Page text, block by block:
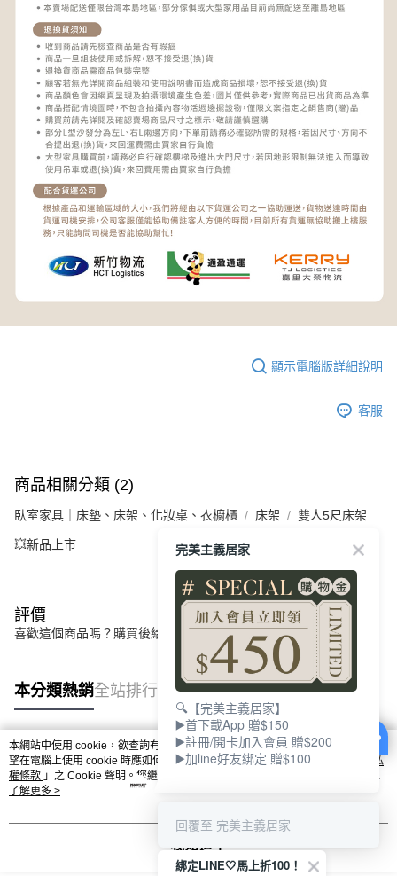
顯示電腦版詳細說明
客服
商品相關分類 (2)
臥室家具｜床墊、床架、化妝桌、衣櫥櫃 床架 雙人5尺床架
💥新品上市
評價
喜歡這個商品嗎？購買後給他一個好評吧
本分類熱銷全站排行
熱門標籤
本網站中使用 cookie，欲查詢有關本網站使用 cookie 方式之詳情，及若您不希
望在電腦上使用 cookie 時應如何變更電腦的 cookie 設定，請參閱本網站「
隱私
權條款 」之 Cookie 聲明。您繼續使用本網站即表示您同意本公司得按本網站使
用條款之 Cookie 聲明使用 cookie。
了解更多 >
我知道了
完美主義居家
🔍【完美主義居家】
▶️首下載App 贈$150
▶️註冊/開卡加入會員 贈$200
▶️加line好友綁定 贈$100
回覆至 完美主義居家
綁定LINE🤍馬上折100！